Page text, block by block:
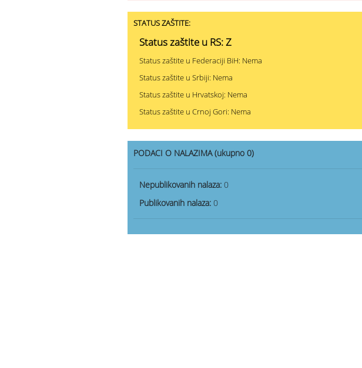
STATUS ZAŠTITE:
Status zaštite u RS: Z
Status zaštite u Federaciji BiH: Nema
Status zaštite u Srbiji: Nema
Status zaštite u Hrvatskoj: Nema
Status zaštite u Crnoj Gori: Nema
PODACI O NALAZIMA (ukupno 0)
Nepublikovanih nalaza: 0
Publikovanih nalaza: 0